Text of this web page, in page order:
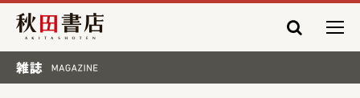
秋田書店